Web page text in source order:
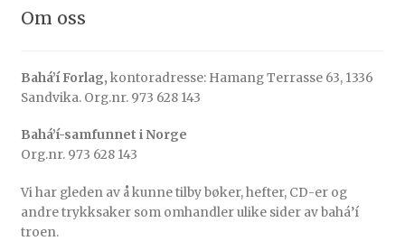
Om oss
Bahá’í Forlag, kontoradresse: Hamang Terrasse 63, 1336
Sandvika. Org.nr. 973 628 143
Bahá’í-samfunnet i Norge
Org.nr. 973 628 143
Vi har gleden av å kunne tilby bøker, hefter, CD-er og
andre trykksaker som omhandler ulike sider av bahá’í
troen.